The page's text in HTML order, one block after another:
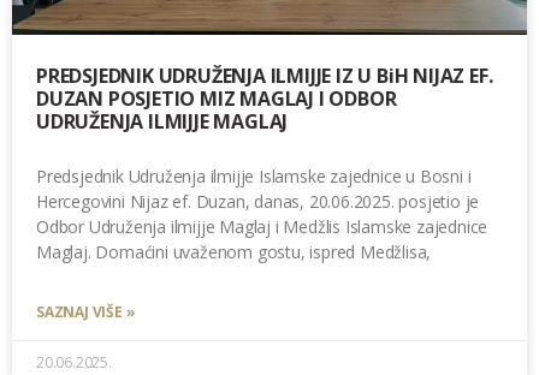
PREDSJEDNIK UDRUŽENJA ILMIJJE IZ U BiH NIJAZ EF.
DUZAN POSJETIO MIZ MAGLAJ I ODBOR
UDRUŽENJA ILMIJJE MAGLAJ
Predsjednik Udruženja ilmijje Islamske zajednice u Bosni i
Hercegovini Nijaz ef. Duzan, danas, 20.06.2025. posjetio je
Odbor Udruženja ilmijje Maglaj i Medžlis Islamske zajednice
Maglaj. Domaćini uvaženom gostu, ispred Medžlisa,
SAZNAJ VIŠE »
20.06.2025.